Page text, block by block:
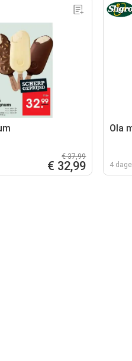
€ 37,99
€ 32,99
Ola
4